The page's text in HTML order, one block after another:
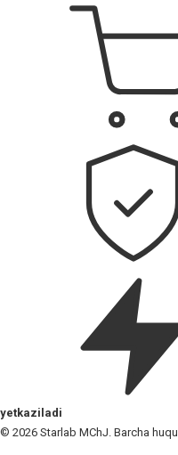
yetkaziladi
© 2026 Starlab MChJ. Barcha